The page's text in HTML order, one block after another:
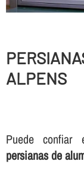
ALPENS
Puede
persianas de